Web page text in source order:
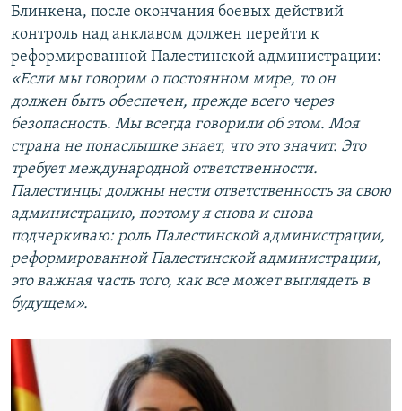
Блинкена, после окончания боевых действий
контроль над анклавом должен перейти к
реформированной Палестинской администрации:
«Если мы говорим о постоянном мире, то он
должен быть обеспечен, прежде всего через
безопасность. Мы всегда говорили об этом. Моя
страна не понаслышке знает, что это значит. Это
требует международной ответственности.
Палестинцы должны нести ответственность за свою
администрацию, поэтому я снова и снова
подчеркиваю: роль Палестинской администрации,
реформированной Палестинской администрации,
это важная часть того, как все может выглядеть в
будущем».